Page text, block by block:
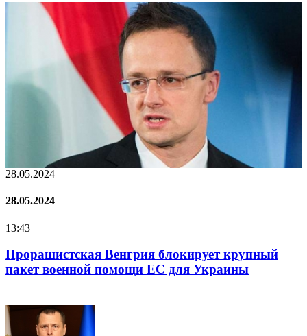
блокирует крупный
ЕС для Украины
Нацполіція
криміногенної